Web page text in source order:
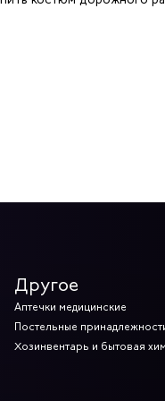
— 1 шт. на 2 года
Другое
Аптечки медицинские
Постельные
Хозинвентарь и бытовая